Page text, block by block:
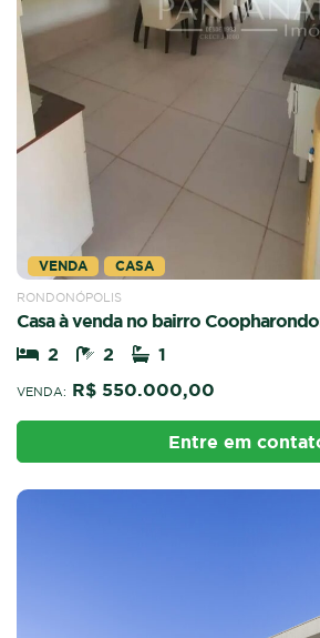
VENDA CASA
RONDONÓPOLIS
Casa à venda no bairro
2
2 1
VENDA: R$ 550.000,00
Entre em